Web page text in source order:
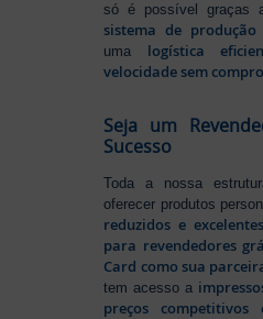
só é possível graças
sistema de produção
uma logística
velocidade sem
Seja um
Sucesso
Toda a nossa
oferecer produtos
reduzidos e
para revendedores
Card como sua
tem acesso a
preços